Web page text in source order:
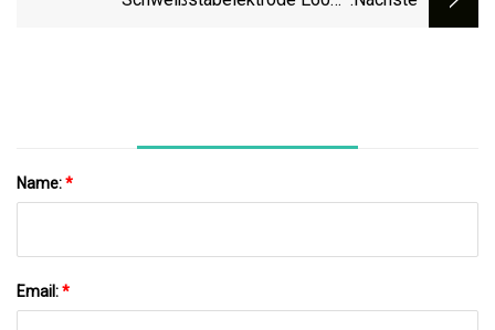
Name:*
Email:*